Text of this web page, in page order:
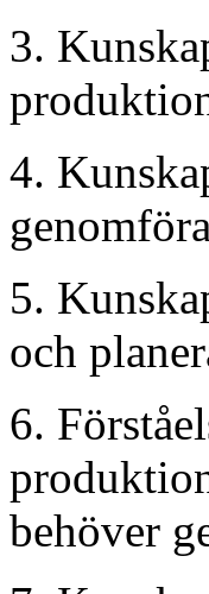
3.
4.
5.
och
6.
behöver